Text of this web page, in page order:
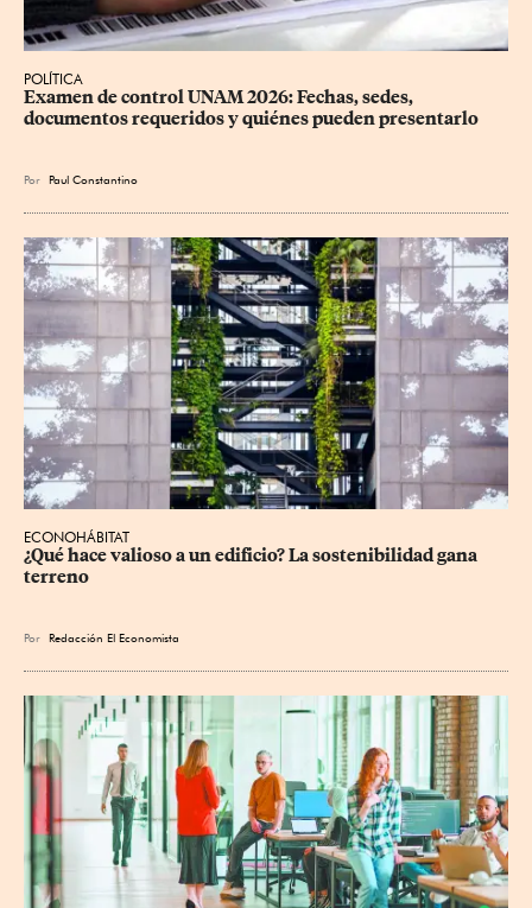
POLÍTICA
Examen de control UNAM 2026: Fechas, sedes,
documentos requeridos y quiénes pueden presentarlo
Por Paul Constantino
ECONOHÁBITAT
¿Qué hace valioso a un edificio? La sostenibilidad gana
terreno
Por Redacción El Economista